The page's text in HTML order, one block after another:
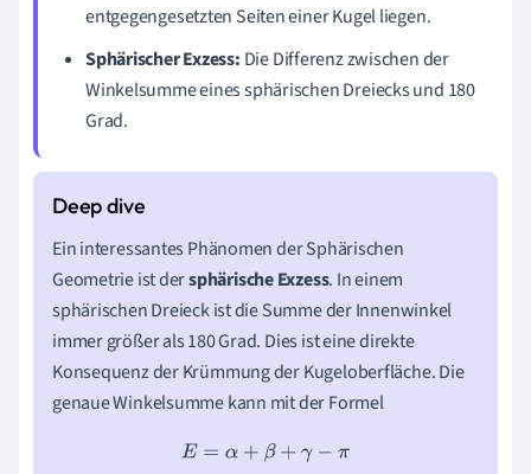
entgegengesetzten Seiten einer Kugel liegen.
Sphärischer Exzess: Die Differenz zwischen der
Winkelsumme eines sphärischen Dreiecks und 180
Grad.
Ein interessantes Phänomen der Sphärischen
Geometrie ist dersphärische Exzess. In einem
sphärischen Dreieck ist die Summe der Innenwinkel
immer größer als 180 Grad. Dies ist eine direkte
Konsequenz der Krümmung der Kugeloberfläche. Die
genaue Winkelsumme kann mit der Formel
E= α+ β+γ− π